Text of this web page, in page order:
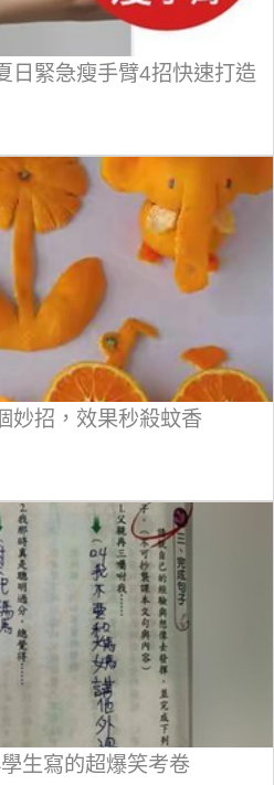
日緊急瘦手臂4招快速打造
妙招，效果秒殺蚊香
生寫的超爆笑考卷